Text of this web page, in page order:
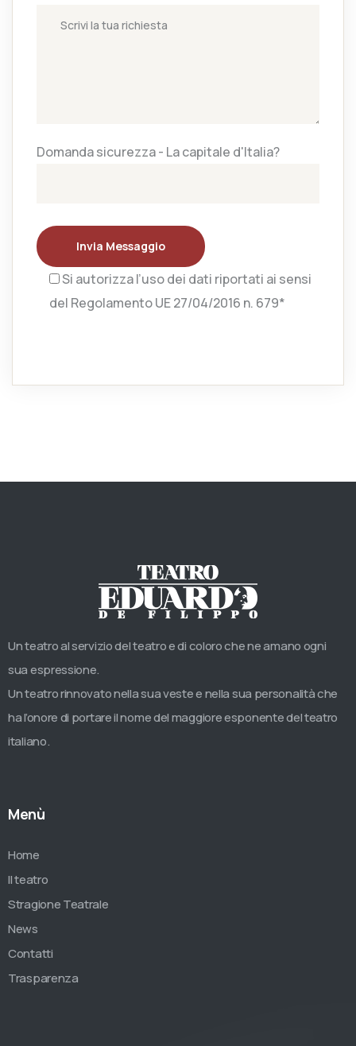
Domanda sicurezza - La capitale d'Italia?
Invia Messaggio
Si autorizza l’uso dei dati riportati ai sensi
del Regolamento UE 27/04/2016 n. 679*
Un teatro al servizio del teatro e di coloro che ne amano ogni
sua espressione.
Un teatro rinnovato nella sua veste e nella sua personalità che
ha l’onore di portare il nome del maggiore esponente del teatro
italiano.
Menù
Home
Il teatro
Stragione Teatrale
News
Contatti
Trasparenza